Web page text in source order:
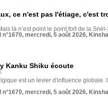
ce n'est pas l'étiage, c'est
là n’est point le point fort de la
n°1670, mercredi, 5 août 2026,
Kanku Shiku écoute
est un levier d'influence globale.
n°1670, mercredi, 5 août 2026,